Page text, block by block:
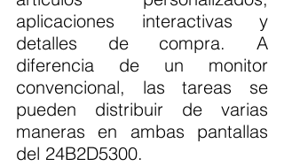
aplicaciones interactivas y
detalles de compra. A
diferencia de un monitor
convencional, las tareas se
pueden distribuir de varias
maneras en ambas pantallas
del 24B2D5300.